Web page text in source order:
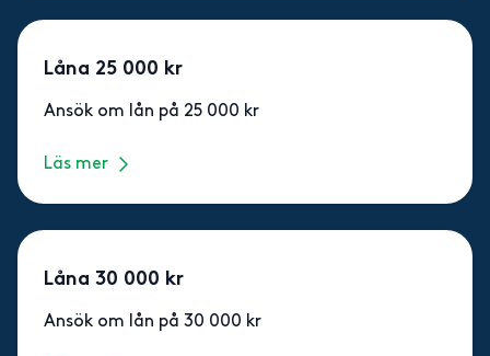
Låna 25 000 kr
Ansök om lån på 25 000 kr
Läs mer
Låna 30 000 kr
Ansök om lån på 30 000 kr